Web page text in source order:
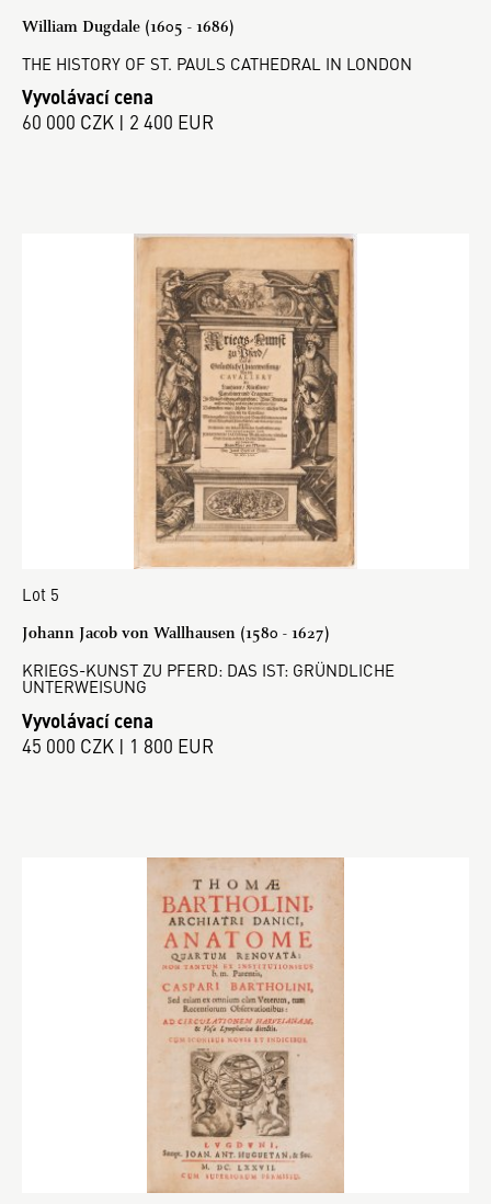
William Dugdale (1605 - 1686)
THE HISTORY OF ST. PAULS CATHEDRAL IN LONDON
Vyvolávací cena
60 000 CZK | 2 400 EUR
Lot 5
Johann Jacob von Wallhausen (1580 - 1627)
KRIEGS-KUNST ZU PFERD: DAS IST: GRÜNDLICHE
UNTERWEISUNG
Vyvolávací cena
45 000 CZK | 1 800 EUR